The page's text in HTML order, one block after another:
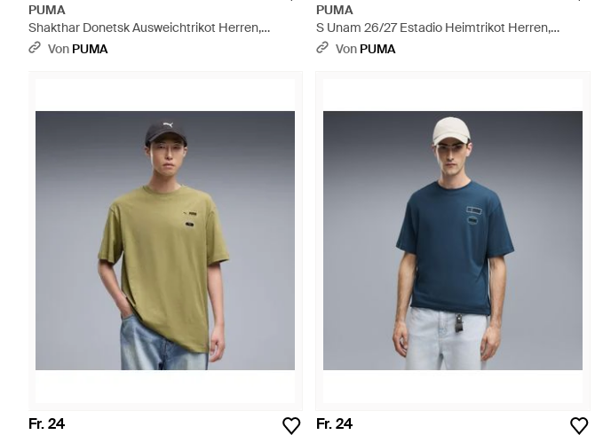
PUMA
Shakthar Donetsk Ausweichtrikot Herren,
Kleidung - Schwarz
Von PUMA
PUMA
S Unam 26/27 Estadio Heimtrikot Herren,
Accessoires - Blau
Von PUMA
Fr. 24 Fr. 24